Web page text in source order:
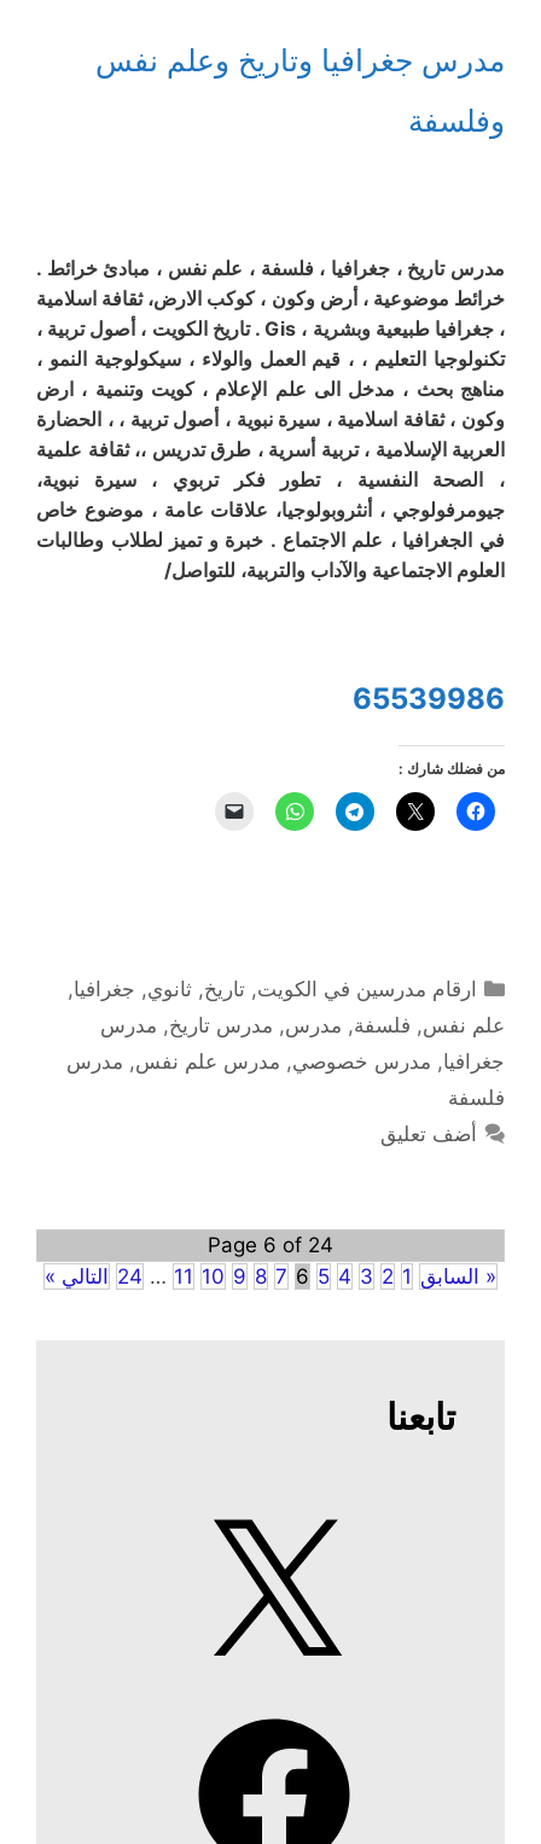
مدرس جغرافيا وتاريخ وعلم نفس
وفلسفة
مدرس تاريخ ، جغرافيا ، فلسفة ، علم نفس ، مبادئ خرائط .
خرائط موضوعية ، أرض وكون ، كوكب الارض، ثقافة اسلامية
، جغرافيا طبيعية وبشرية ، Gis . تاريخ الكويت ، أصول تربية ،
تكنولوجيا التعليم ، ، قيم العمل والولاء ، سيكولوجية النمو ،
مناهج بحث ، مدخل الى علم الإعلام ، كويت وتنمية ، ارض
وكون ، ثقافة اسلامية ، سيرة نبوية ، أصول تربية ، ، الحضارة
العربية الإسلامية ، تربية أسرية ، طرق تدريس ،، ثقافة علمية
، الصحة النفسية ، تطور فكر تربوي ، سيرة نبوية،
جيومرفولوجي ، أنثروبولوجيا، علاقات عامة ، موضوع خاص
في الجغرافيا ، علم الاجتماع . خبرة و تميز لطلاب وطالبات
العلوم الاجتماعية والآداب والتربية، للتواصل/
65539986
من فضلك شارك :
التصنيفات
ارقام مدرسين في الكويت,تاريخ,ثانوي, جغرافيا,
علم نفس, فلسفة, مدرس, مدرس تاريخ, مدرس
جغرافيا, مدرس خصوصي, مدرس علم نفس, مدرس
فلسفة
أضف تعليق
Page 6 of 24
« السابق 1
2
3
4
5
6
7
8
9
10
11
…
24 التالي »
تابعنا
Facebook